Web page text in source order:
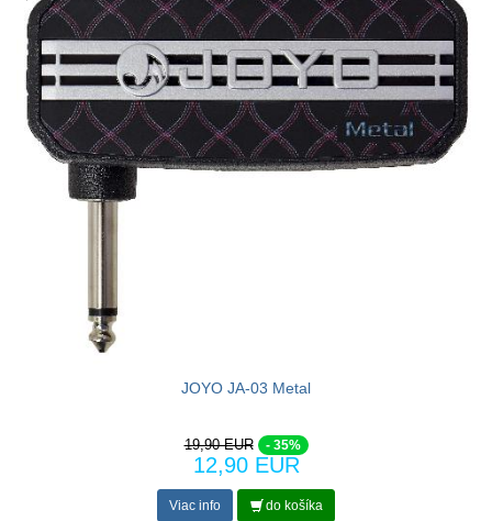
JOYO JA-03 Metal
19,90 EUR - 35%
12,90 EUR
Viac info do košíka